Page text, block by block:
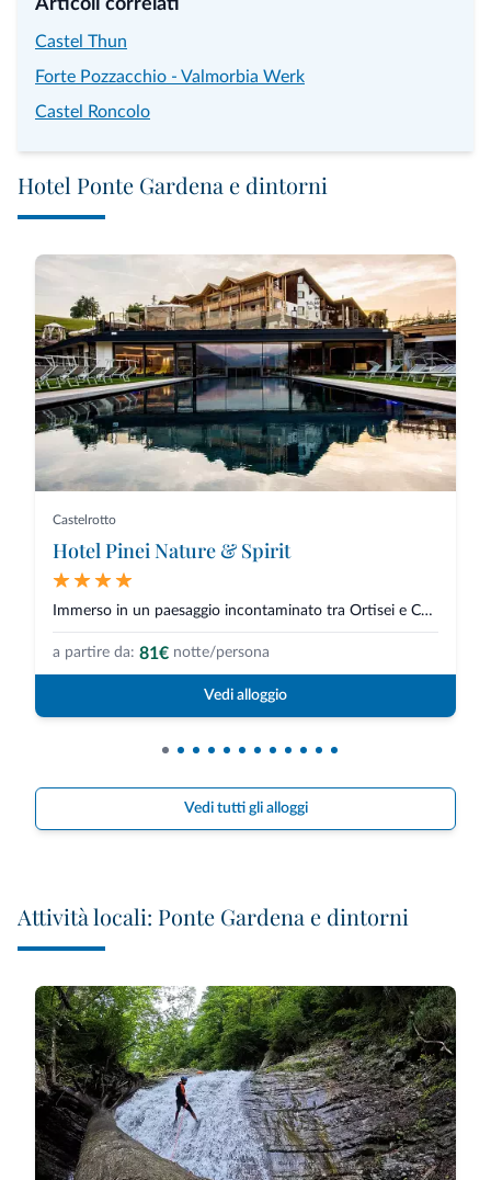
Articoli correlati
Castel Thun
Forte Pozzacchio - Valmorbia Werk
Castel Roncolo
Hotel Ponte Gardena e dintorni
Castelrotto
Hotel Pinei Nature & Spirit
Immerso in un paesaggio incontaminato tra Ortisei e Castelrotto, l’Hotel Pi...
a partire da: 81€ notte/persona
Vedi alloggio
Vedi tutti gli alloggi
Attività locali: Ponte Gardena e dintorni